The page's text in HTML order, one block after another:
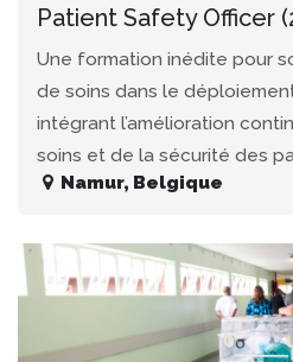
Patient Safety Officer
Une formation inédite pour
de soins dans le
intégrant l’amélioration
soins et de la sécurité des
Namur, Belgique